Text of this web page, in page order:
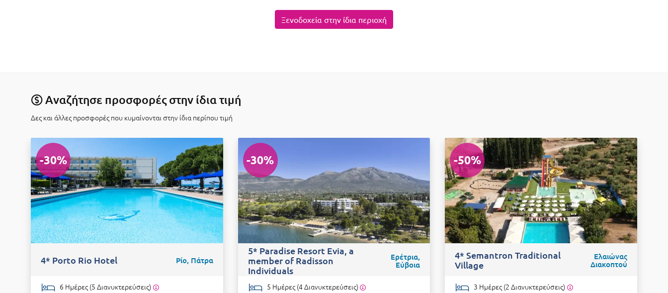
Ξενοδοχεία στην ίδια περιοχή
Αναζήτησε προσφορές στην ίδια τιμή
Δες και άλλες προσφορές που κυμαίνονται στην ίδια περίπου τιμή
-30%
4* Porto Rio Hotel Ρίο, Πάτρα
6 Ημέρες (5 Διανυκτερεύσεις)
-30%
5* Paradise Resort Evia, a
member of Radisson
Individuals
Ερέτρια,
Εύβοια
5 Ημέρες (4 Διανυκτερεύσεις)
-50%
4* Semantron Traditional
Village
Ελαιώνας
Διακοπτού
3 Ημέρες (2 Διανυκτερεύσεις)